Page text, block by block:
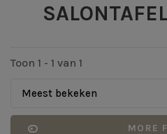
Toon 1 - 1 van 1
Meest bekeken
MORE